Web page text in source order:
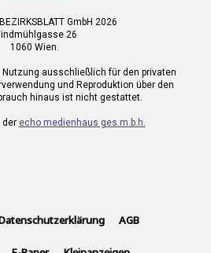
GmbH 2026
26
1060 Wien.
ausschließlich für den privaten
und Reproduktion über den
hinaus ist nicht gestattet.
der echo medienhaus ges.m.b.h.
AGB